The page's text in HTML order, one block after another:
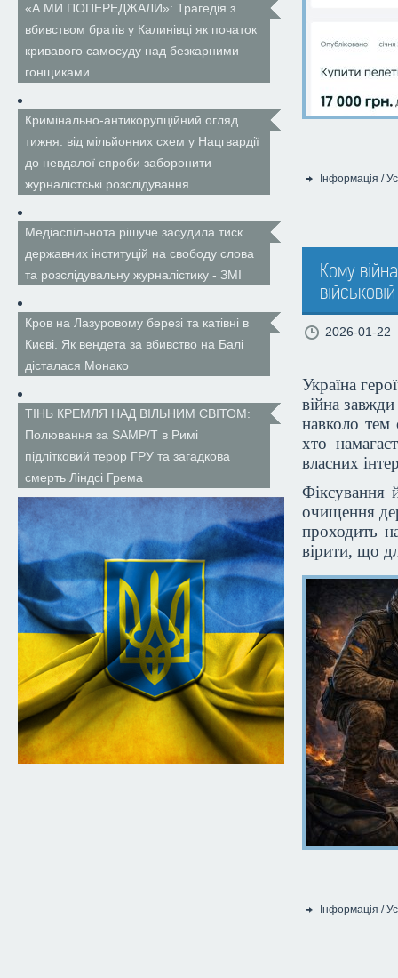
«А МИ ПОПЕРЕДЖАЛИ»: Трагедія з
вбивством братів у Калинівці як початок
кривавого самосуду над безкарними
гонщиками
Кримінально-антикорупційний огляд
тижня: від мільйонних схем у Нацгвардії
до невдалої спроби заборонити
журналістські розслідування
Медіаспільнота рішуче засудила тиск
державних інституцій на свободу слова
та розслідувальну журналістику - ЗМІ
Кров на Лазуровому березі та катівні в
Києві. Як вендета за вбивство на Балі
дісталася Монако
ТІНЬ КРЕМЛЯ НАД ВІЛЬНИМ СВІТОМ:
Полювання за SAMP/T в Римі
підлітковий терор ГРУ та загадкова
смерть Ліндсі Грема
Категорія:
Інформація /
Кому
2026-01-22
Україна
війна
навколо тем
хто
власних
Фіксування
очищення
проходить
вірити, що
Категорія:
Інформація /